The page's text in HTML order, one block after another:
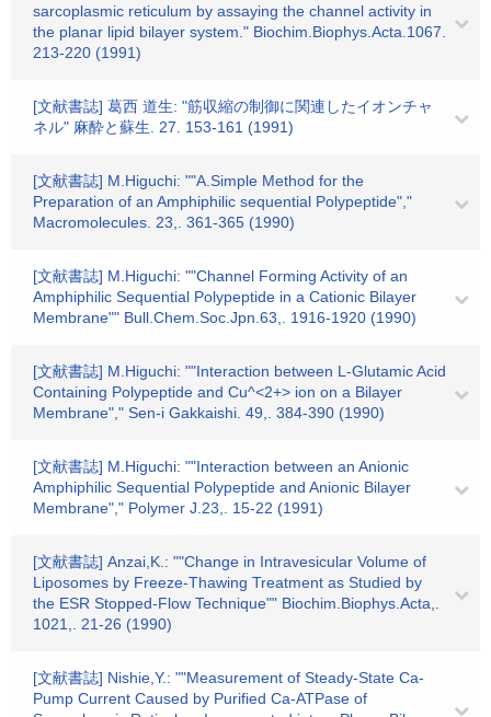
sarcoplasmic reticulum by assaying the channel activity in
the planar lipid bilayer system." Biochim.Biophys.Acta.1067.
213-220 (1991)
[文献書誌] 葛西 道生: "筋収縮の制御に関連したイオンチャ
ネル" 麻酔と蘇生. 27. 153-161 (1991)
[文献書誌] M.Higuchi: ""A.Simple Method for the
Preparation of an Amphiphilic sequential Polypeptide","
Macromolecules. 23,. 361-365 (1990)
[文献書誌] M.Higuchi: ""Channel Forming Activity of an
Amphiphilic Sequential Polypeptide in a Cationic Bilayer
Membrane"" Bull.Chem.Soc.Jpn.63,. 1916-1920 (1990)
[文献書誌] M.Higuchi: ""Interaction between L-Glutamic Acid
Containing Polypeptide and Cu^<2+> ion on a Bilayer
Membrane"," Sen-i Gakkaishi. 49,. 384-390 (1990)
[文献書誌] M.Higuchi: ""Interaction between an Anionic
Amphiphilic Sequential Polypeptide and Anionic Bilayer
Membrane"," Polymer J.23,. 15-22 (1991)
[文献書誌] Anzai,K.: ""Change in Intravesicular Volume of
Liposomes by Freeze-Thawing Treatment as Studied by
the ESR Stopped-Flow Technique"" Biochim.Biophys.Acta,.
1021,. 21-26 (1990)
[文献書誌] Nishie,Y.: ""Measurement of Steady-State Ca-
Pump Current Caused by Purified Ca-ATPase of